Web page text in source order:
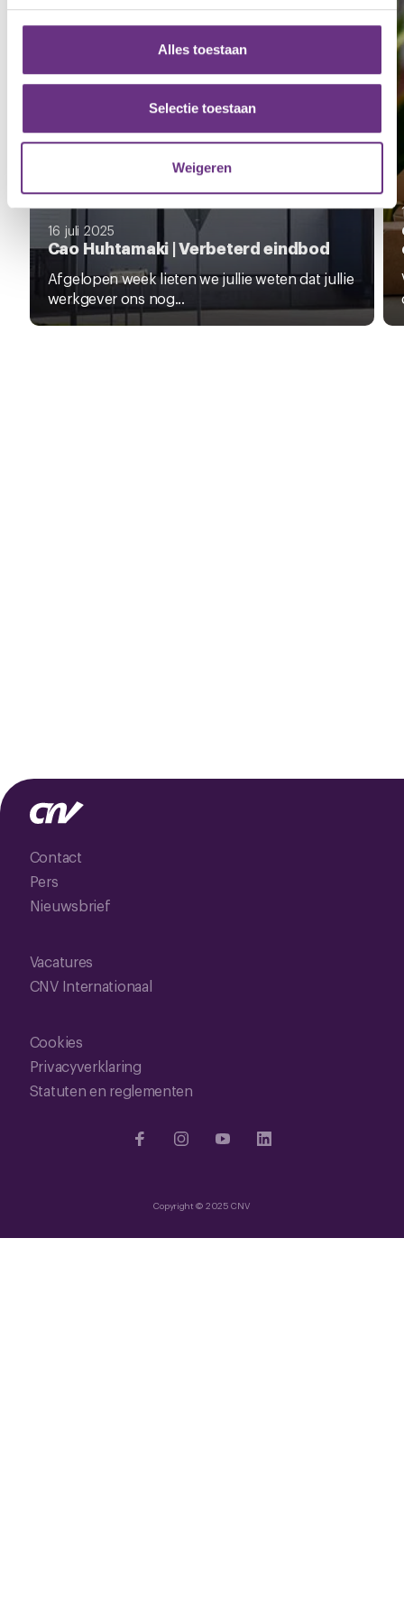
en om ons websiteverkeer te analyseren. Ook delen we
partners voor social media, adverteren en analyse. Deze
partners kunnen deze gegevens combineren met andere
informatie die u aan ze heeft verstrekt of die ze hebben
verzameld op basis van uw gebruik van hun services.
U kunt uw toestemming op elk moment wijzigen of
cookieverklaring
het ronde cookie-instellingenicoontje linksonder op de
pagina.
Alles toestaan
Selectie toestaan
Weigeren
16 juli 2025
Cao Huhtamaki | Verbeterd eindbod
Afgelopen week lieten we jullie weten dat jullie
werkgever ons nog...
Contact
Pers
Nieuwsbrief
Vacatures
CNV Internationaal
Cookies
Privacyverklaring
Statuten en reglementen
Copyright © 2025 CNV